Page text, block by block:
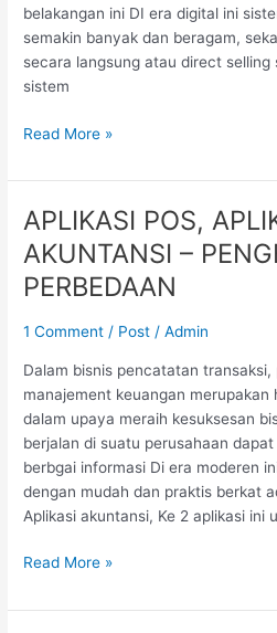
belakangan ini DI era digital ini
semakin banyak dan beragam,
secara langsung atau direct selling
sistem
Read More »
APLIKASI POS,
AKUNTANSI –
PERBEDAAN
1 Comment / Post /Admin
Dalam bisnis pencatatan transaksi,
manajement keuangan
dalam upaya meraih kesuksesan
berjalan di suatu perusahaan
berbgai informasi Di era moderen
dengan mudah dan praktis berkat
Aplikasi akuntansi, Ke 2 aplikasi ini
APLIKASI
POS,
APLIKASI
AKUNTANSI
PENGERTIAN
DAN
PERBEDAAN
Read More »